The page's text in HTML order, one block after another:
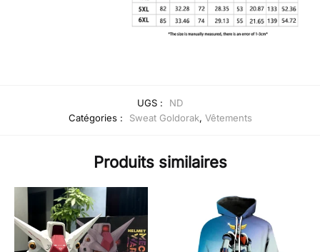
UGS :
ND
Catégories :
Sweat Goldorak, Vêtements
Produits similaires